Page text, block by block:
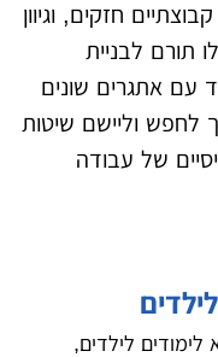
חזקים, וגיוון
תורם לבניית
עם אתגרים שונים
לחפש וליישם שיטות
של עבודה
לילדים,